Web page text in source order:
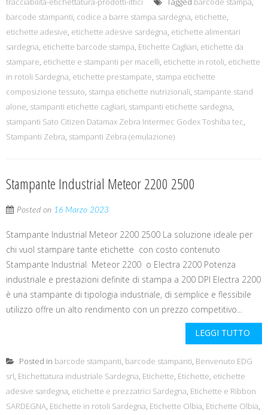
barcode stampanti, codice a barre stampa sardegna, etichette,
etichette adesive, etichette adesive sardegna, etichette alimentari
sardegna, etichette barcode stampa, Etichette Cagliari, etichette da
stampare, etichette e stampanti per macelli, etichette in rotoli, etichette
in rotoli Sardegna, etichette prestampate, stampa etichette
composizione tessuto, stampa etichette nutrizionali, stampante stand
alone, stampanti etichette cagliari, stampanti etichette sardegna,
stampanti Sato Citizen Datamax Zebra Intermec Godex Toshiba tec,
Stampanti Zebra, stampanti Zebra (emulazione)
Stampante Industrial Meteor 2200 2500
Posted on 16 Marzo 2023
Stampante Industrial Meteor 2200 2500 La soluzione ideale per
chi vuol stampare tante etichette con costo contenuto
Stampante Industrial Meteor 2200 o Electra 2200 Potenza
industriale e prestazioni definite di stampa a 200 DPI Electra 2200
è una stampante di tipologia industriale, di semplice e flessibile
utilizzo offre un alto rendimento con un prezzo competitivo...
LEGGI TUTTO
Posted in barcode stampanti, barcode stampanti, Benvenuto EDG
srl, Etichettatura industriale Sardegna, Etichette, Etichette, etichette
adesive sardegna, etichette e prezzatrici Sardegna, Etichette e Ribbon
SARDEGNA, Etichette in rotoli Sardegna, Etichette Olbia, Etichette Olbia,